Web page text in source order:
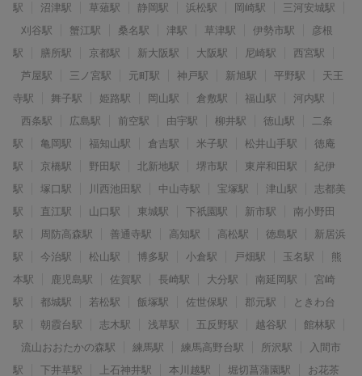
駅
沼津駅 草薙駅 静岡駅 浜松駅 岡崎駅
三河安城駅
刈谷駅
蟹江駅 桑名駅 津駅 草津駅 伊勢市駅
彦根
駅
膳所駅 京都駅 新大阪駅 大阪駅 尼崎駅
西宮駅
芦屋駅
三ノ宮駅 元町駅 神戸駅 新旭駅 平野駅
天王
寺駅
舞子駅 姫路駅 岡山駅 倉敷駅 福山駅
河内駅
西条駅
広島駅 前空駅 由宇駅 柳井駅 徳山駅
二条
駅
亀岡駅 福知山駅 倉吉駅 米子駅 松井山手駅
徳庵
駅
京橋駅 野田駅 北新地駅 堺市駅 東岸和田駅
紀伊
駅
塚口駅 川西池田駅 中山寺駅 宝塚駅 津山駅
志都美
駅
直江駅 山口駅 東城駅 下祇園駅 新市駅
南小野田
駅
周防高森駅 善通寺駅 高知駅 高松駅 徳島駅
新居浜
駅
今治駅 松山駅 博多駅 小倉駅 戸畑駅 玉名駅
熊
本駅
鹿児島駅 佐賀駅 長崎駅 大分駅 南延岡駅
宮崎
駅
都城駅 若松駅 飯塚駅 佐世保駅 郡元駅
ときわ台
駅
朝霞台駅 志木駅 浅草駅 五反野駅 越谷駅
館林駅
流山おおたかの森駅
練馬駅 練馬高野台駅 所沢駅
入間市
駅
下井草駅 上石神井駅 本川越駅 堀切菖蒲園駅 お花茶